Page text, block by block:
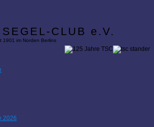
CLUB e.V.
1901 im Norden Berlins
2026